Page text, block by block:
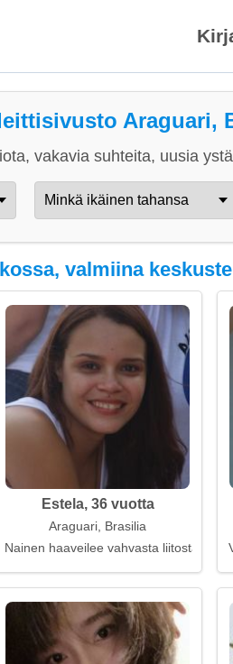
Araguari,
vakavia suhteita, uusia
valmiina
Estela, 36 vuotta
Araguari, Brasilia
Nainen haaveilee vahvasta liitosta